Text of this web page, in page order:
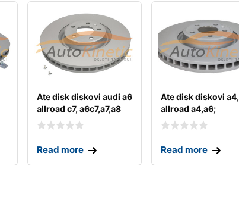
Ate disk diskovi audi a6
allroad c7, a6c7,a7,a8
Read more
Ate disk diskovi a4,
allroad a4,a6;
a5,a6,a7,a8,q5,q7
Read more